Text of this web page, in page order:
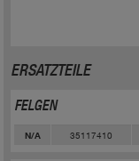
ERSATZTEILE
FELGEN
N/A 35117410